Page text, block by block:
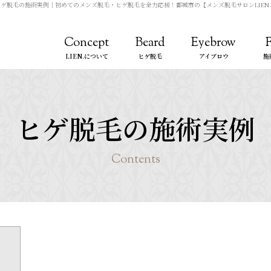
脱毛の施術実例 ｜初めてのメンズ脱毛・ヒゲ脱毛を全力応援！都城市の【メンズ脱毛サロン
Concept
LIEN.について
Beard
ヒゲ脱毛
Eyebrow
アイブロウ 施
ヒゲ脱毛の施術実例